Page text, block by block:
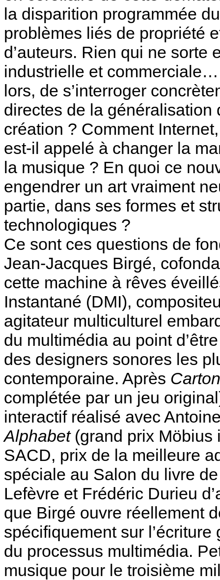
la disparition programmée
problèmes liés de propriété
d’auteurs. Rien qui ne sorte
industrielle et
lors, de s’interroger
directes de la
création ? Comment
est-il appelé à changer la
la musique ? En quoi ce
engendrer un art vraiment
partie, dans ses formes et
technologiques ?
Ce sont ces questions de
Jean-Jacques Birgé,
cette machine à rêves
Instantané (DMI),
agitateur multiculturel
du multimédia au point
des designers sonores les
contemporaine. Après Carton
complétée par un jeu
interactif réalisé avec
Alphabet(grand prix Möbius
SACD, prix de la meilleure
spéciale au Salon du livre
Lefèvre et Frédéric Durieu
que Birgé ouvre réellement
spécifiquement sur
du processus multimédia.
musique pour le troisième